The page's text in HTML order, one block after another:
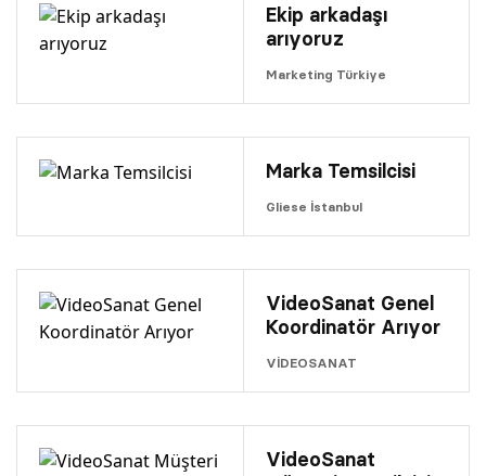
Ekip arkadaşı
arıyoruz
Marketing Türkiye
Marka Temsilcisi
Gliese İstanbul
VideoSanat Genel
Koordinatör Arıyor
VİDEOSANAT
VideoSanat